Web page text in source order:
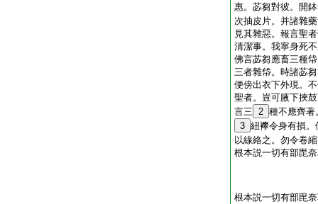
惠。苾芻對彼。開
次抽皮片。并諸雜
見其雜惡。報言聖
清潔事。我寧身死
佛言苾芻應畜三種
三者雜帒。時諸苾
便傍出衣下外現。
聖者。豈可腋下挾
言三 2 種不應齊著
3 紐襻令身有損
以線絡之。勿令卷
根本説一切有部毘
根本説一切有部毘